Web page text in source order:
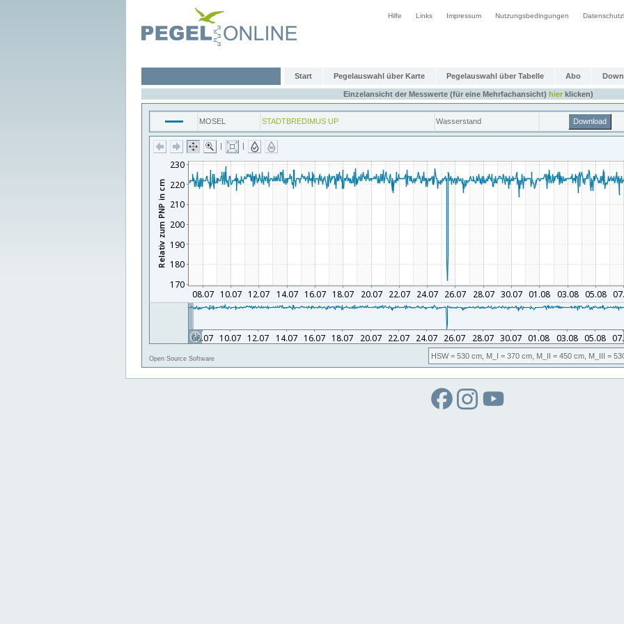
Hilfe Links Impressum Nutzungsbedingungen
Start Pegelauswahl über Karte Pegelauswahl über Tabelle Abo
Einzelansicht der Messwerte (für eine Mehrfachansicht) hierklicken)
MOSEL STADTBREDIMUS UP Wasserstand Download
| |
Open Source Software HSW= 530 cm, M_I = 370 cm, M_II = 450 cm, M_III =